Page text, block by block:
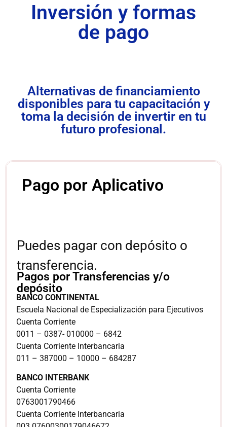
Inversión y formas
de pago
Alternativas de financiamiento
disponibles para tu capacitación y
toma la decisión de invertir en tu
futuro profesional.
Pago por Aplicativo
Puedes pagar con depósito o
transferencia.
BANCO CONTINENTAL
Escuela Nacional de Especialización para Ejecutivos
Cuenta Corriente
0011 – 0387- 010000 – 6842
Cuenta Corriente Interbancaria
011 – 387000 – 10000 – 684287
BANCO INTERBANK
Cuenta Corriente
0763001790466
Cuenta Corriente Interbancaria
Pagos por Transferencias y/o
depósito